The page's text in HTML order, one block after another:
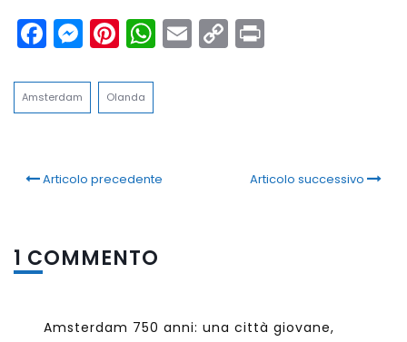
Facebook
Messenger
Pinterest
WhatsApp
Email
Copy
Link
Amsterdam Olanda
Articolo precedente Articolo successivo
1 COMMENTO
Amsterdam 750 anni: una città giovane,